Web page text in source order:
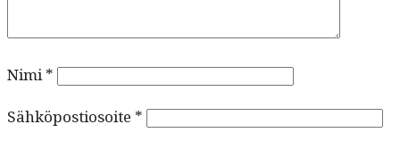
Nimi*
Sähköpostiosoite *